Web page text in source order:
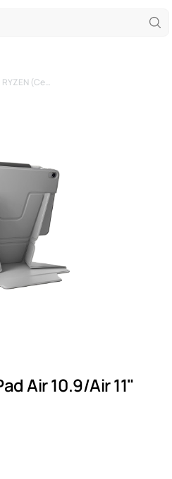
Чехол Uniq для iPad Air 10.9/Air 11" RYZEN (Серый)
Air 10.9/Air 11"